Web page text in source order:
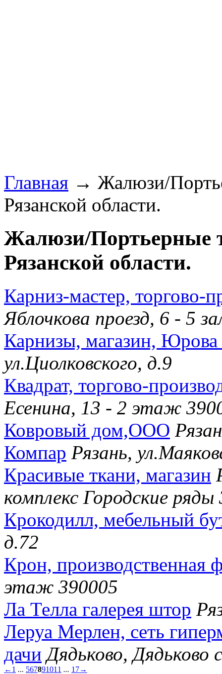
Главная → Жалюзи/
Рязанской области.
Жалюзи/Портьерные
Рязанской области.
Карниз-мастер, торгово-
Яблочкова проезд, 6 - 5
Карнизы, магазин,
ул.Циолковского, д.9
Квадрат, торгово-
Есенина, 13 - 2 этаж
Ковровый дом,ООО
Компар Рязань,
Красивые ткани, магазин
комплекс Городские ряды
Крокодилл, мебельный
д.72
Крон, производственная
этаж 390005
Ла Телла галерея штор
Леруа Мерлен, сеть
дачи Дядьково, Дядьково
← 1 ... 567891011 ... 17→